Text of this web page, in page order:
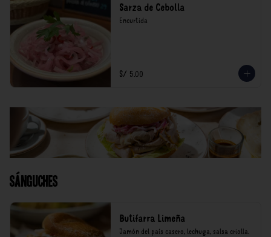
Sarza de Cebolla
Encurtida
S/ 5.00
Sánguches
Butifarra Limeña
Jamón del país casero, lechuga, salsa criolla.